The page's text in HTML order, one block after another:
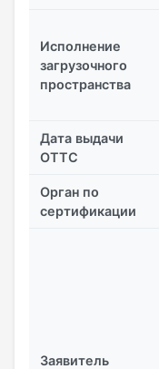
Исполнение
загрузочного
пространства
Дата выдачи
ОТТС
Орган по
сертификации
Заявитель